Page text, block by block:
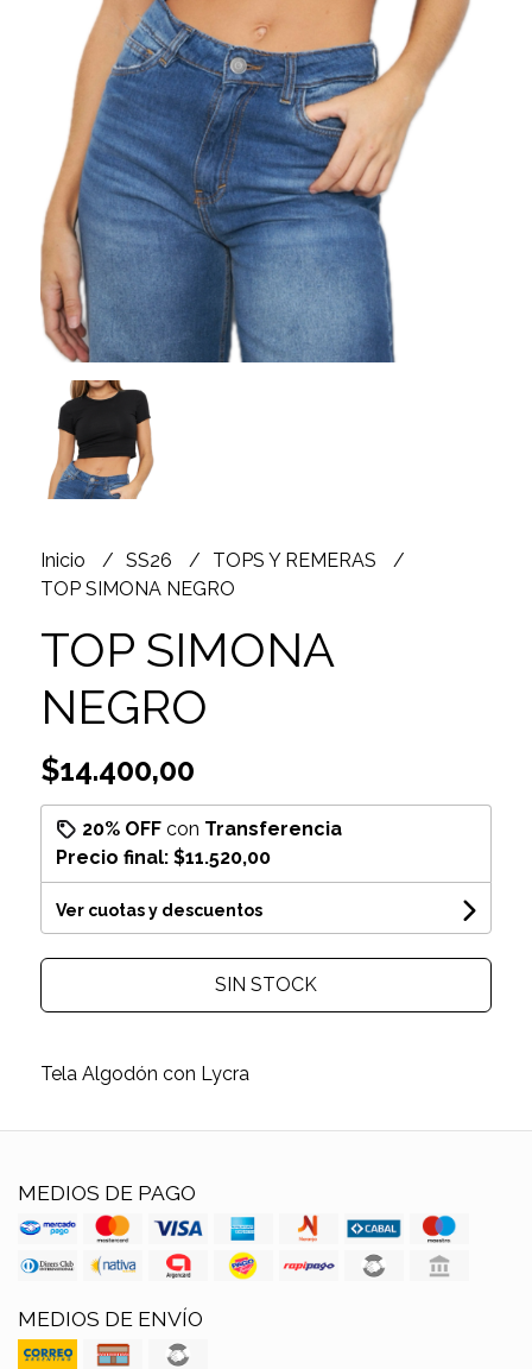
Inicio SS26
TOPS Y REMERAS
TOP SIMONA NEGRO
TOP SIMONA
NEGRO
$14.400,00
20% OFFcon Transferencia
Precio final: $11.520,00
Ver cuotas y descuentos
SIN STOCK
Tela Algodón con Lycra
MEDIOS DE PAGO
MEDIOS DE ENVÍO